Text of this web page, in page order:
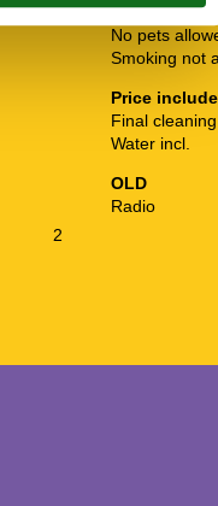
2
cable)
No pets
Smoking not
Price
Final cleaning
Water incl.
OLD
Radio